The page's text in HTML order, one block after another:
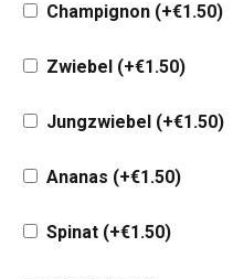
Champignon (+€1.50)
Zwiebel (+€1.50)
Jungzwiebel (+€1.50)
Ananas (+€1.50)
Spinat (+€1.50)